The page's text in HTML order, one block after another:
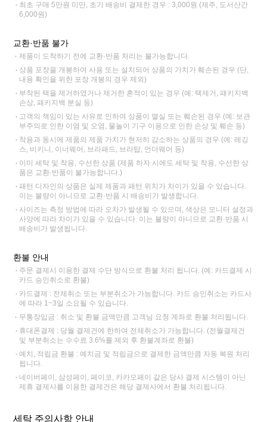
최초 구매 5만원 미만, 초기 배송비 결제한 경우 : 3,000원 (제주, 도서산간
6,000원)
교환·반품 불가
제품이 도착하기 전에 교환·반품 처리는 불가능합니다.
상품 포장을 개봉하여 사용 또는 설치되어 상품의 가치가 훼손된 경우 (단,
내용 확인을 위한 포장 개봉의 경우 제외)
부착된 택을 제거하였거나 제거한 흔적이 있는 경우 (예: 택제거, 패키지백
손상, 패키지백 분실 등)
고객의 책임이 있는 사유로 인하여 상품이 멸실 또는 훼손된 경우 (예: 보관
부주의로 인한 이염 및 오염, 물놀이 기구 이용으로 인한 손상 및 훼손 등)
착용과 동시에 제품의 제품 가치가 현저히 감소하는 상품의 경우 (예: 레깅
스, 비키니, 이너웨어, 브라패드, 브라탑, 언더웨어 등)
이미 세탁 및 착용, 수선한 상품 (제품 하자 시에도 세탁 및 착용, 수선한 상
품은 교환·반품이 불가능합니다.)
패턴 디자인의 상품은 실제 제품과 패턴 위치가 차이가 있을 수 있습니다.
이는 불량이 아니므로 교환·반품 시 배송비가 발생합니다.
사이즈는 측정 방법에 따라 오차가 발생될 수 있으며, 색상은 모니터 설정과
사양에 따라 차이가 있을 수 있습니다. 이는 불량이 아니므로 교환·반품 시
배송비가 발생됩니다.
환불 안내
주문 결제시 이용한 결제 수단 방식으로 환불 처리 됩니다. (예: 카드결제 시
카드 승인취소로 환불)
카드결제 : 전체취소 또는 부분취소가 가능합니다. 카드 승인취소는 카드사
에 따라 1~3일 소요될 수 있습니다.
무통장입금 : 취소 및 환불 금액만큼 고객님 요청 계좌로 환불 처리됩니다.
휴대폰결제 : 당월 결제건에 한하여 전체취소가 가능합니다. (전월결제건
및 부분취소는 수수료 3.6%를 제외 후 환불계좌로 환불)
예치, 적립금 환불 : 예치금 및 적립금으로 결제한 금액만큼 자동 복원 처리
됩니다.
네이버페이, 삼성페이, 페이코, 카카오페이 같은 당사 결제 시스템이 아닌
제휴 결제사를 이용한 결제건은 해당 결제사에서 환불 처리됩니다.
세탁 주의사항 안내